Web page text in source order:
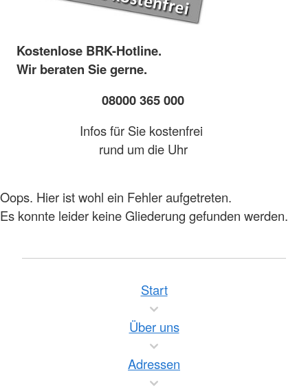
Kostenlose BRK-Hotline.
Wir beraten Sie gerne.
08000 365 000
Infos für Sie kostenfrei
rund um die Uhr
Oops. Hier ist wohl ein Fehler aufgetreten.
Es konnte leider keine Gliederung gefunden werden.
Start
Über uns
Adressen